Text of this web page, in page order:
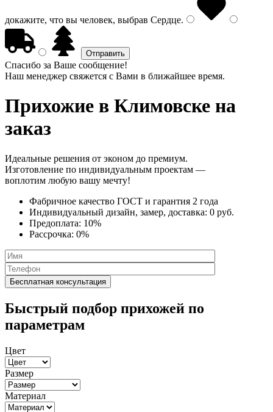
докажите, что вы человек, выбрав Сердце.
Спасибо за Ваше сообщение!
Наш менеджер свяжется с Вами в ближайшее время.
Прихожие в Климовске на
заказ
Идеальные решения от эконом до премиум.
Изготовление по индивидуальным проектам —
воплотим любую вашу мечту!
Фабричное качество ГОСТ и гарантия 2 года
Индивидуальный дизайн, замер, доставка: 0 руб.
Предоплата: 10%
Рассрочка: 0%
Быстрый подбор прихожей по
параметрам
Цвет
Размер
Материал